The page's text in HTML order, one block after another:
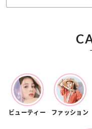
ビューティー ファッション